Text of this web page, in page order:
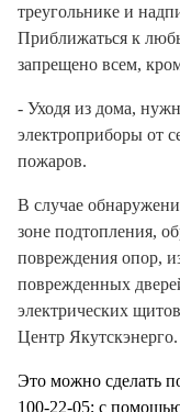
треугольнике и
Приближаться к
запрещено всем,
- Уходя из дома,
электроприборы от
пожаров.
В случае
зоне подтопления,
повреждения опор,
поврежденных
электрических
Центр Якутскэнерго.
Это можно сделать
100-22-05; с